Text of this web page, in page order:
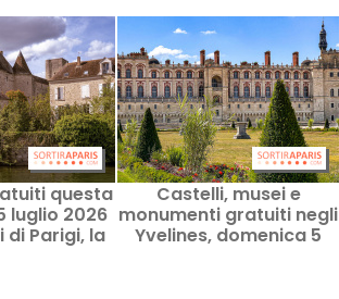
questa
luglio 2026
di Parigi, la
Castelli, musei e
monumenti gratuiti negli
Yvelines, domenica 5